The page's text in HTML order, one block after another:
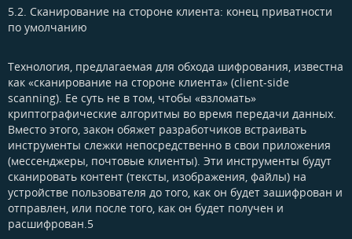
5.2. Сканирование на стороне клиента: конец приватности
по умолчанию​
Технология, предлагаемая для обхода шифрования, известна
как «сканирование на стороне клиента» (client-side
scanning). Ее суть не в том, чтобы «взломать»
криптографические алгоритмы во время передачи данных.
Вместо этого, закон обяжет разработчиков встраивать
инструменты слежки непосредственно в свои приложения
(мессенджеры, почтовые клиенты). Эти инструменты будут
сканировать контент (тексты, изображения, файлы) на
устройстве пользователя до того, как он будет зашифрован и
отправлен, или после того, как он будет получен и
расшифрован.5